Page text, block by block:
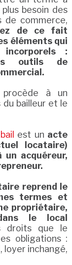
besoin des
de commerce,
de ce fait
éléments qui
:
outils de
procède à un
bailleur et le
est un acte
locataire)
acquéreur,
reprend le
termes et
propriétaire,
le local
droits que le
obligations :
loyer inchangé,